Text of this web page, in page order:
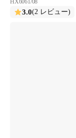
HX6061/08
3.0(2 レビュー)